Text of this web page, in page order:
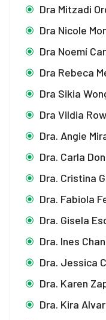
Dra Mitzadi
Dra Nicole
Dra Noemí
Dra Rebeca
Dra Sikia
Dra Vildia
Dra. Angie
Dra. Carla
Dra. Cristina
Dra. Fabiola
Dra. Gisela
Dra. Ines
Dra. Jessica
Dra. Karen
Dra. Kira